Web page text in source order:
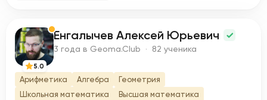
Е
5.0
Енгалычев Алексей Юрьевич
3 года в Geoma.Club · 82 ученика
Арифметика Алгебра
Геометрия
Школьная математика
Высшая математика